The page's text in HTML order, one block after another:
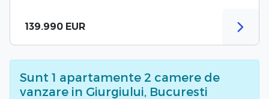
139.990 EUR
Sunt 1 apartamente 2 camere de
vanzare in Giurgiului, Bucuresti